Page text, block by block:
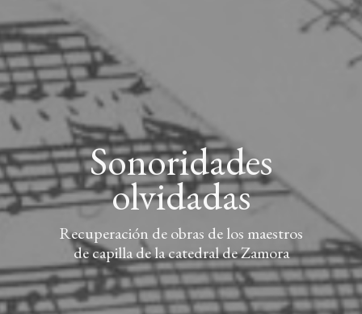
Sonoridades
olvidadas
Recuperación de obras de los maestros
de capilla de la catedral de Zamora